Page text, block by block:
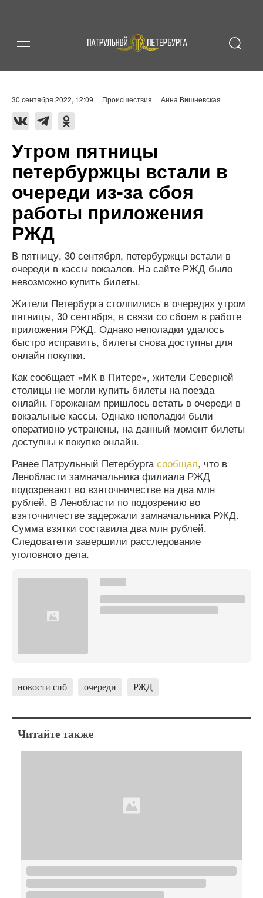
30 сентября 2022, 12:09 Происшествия Анна Вишневская
Утром пятницы
петербуржцы встали в
очереди из-за сбоя
работы приложения
РЖД
В пятницу, 30 сентября, петербуржцы встали в
очереди в кассы вокзалов. На сайте РЖД было
невозможно купить билеты.
Жители Петербурга столпились в очередях утром
пятницы, 30 сентября, в связи со сбоем в работе
приложения РЖД. Однако неполадки удалось
быстро исправить, билеты снова доступны для
онлайн покупки.
Как сообщает «МК в Питере», жители Северной
столицы не могли купить билеты на поезда
онлайн. Горожанам пришлось встать в очереди в
вокзальные кассы. Однако неполадки были
оперативно устранены, на данный момент билеты
доступны к покупке онлайн.
Ранее Патрульный Петербургасообщал, что в
Ленобласти замначальника филиала РЖД
подозревают во взяточничестве на два млн
рублей. В Ленобласти по подозрению во
взяточничестве задержали замначальника РЖД.
Сумма взятки составила два млн рублей.
Следователи завершили расследование
уголовного дела.
новости спб очереди РЖД
Читайте также